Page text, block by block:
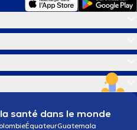
santé dans le monde
ÉquateurGuatemala